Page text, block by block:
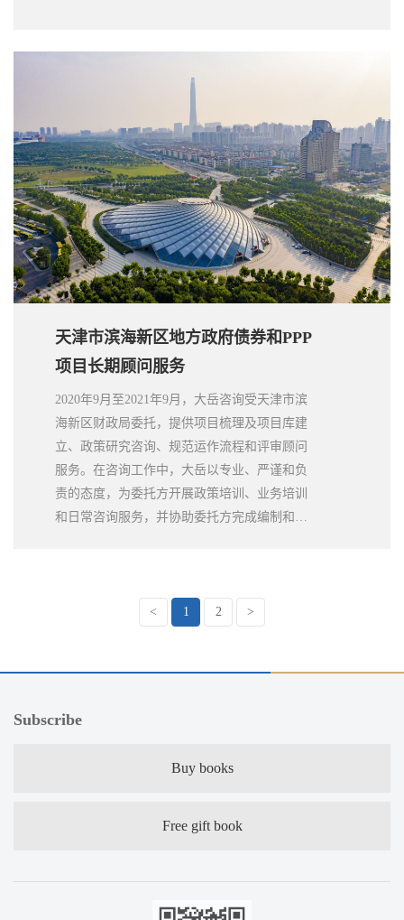
天津市滨海新区地方政府债券和PPP
项目长期顾问服务
2020年9月至2021年9月，大岳咨询受天津市滨
海新区财政局委托，提供项目梳理及项目库建
立、政策研究咨询、规范运作流程和评审顾问
服务。在咨询工作中，大岳以专业、严谨和负
责的态度，为委托方开展政策培训、业务培训
和日常咨询服务，并协助委托方完成编制和修
< 1 2 >
Subscribe
Buy books
Free gift book